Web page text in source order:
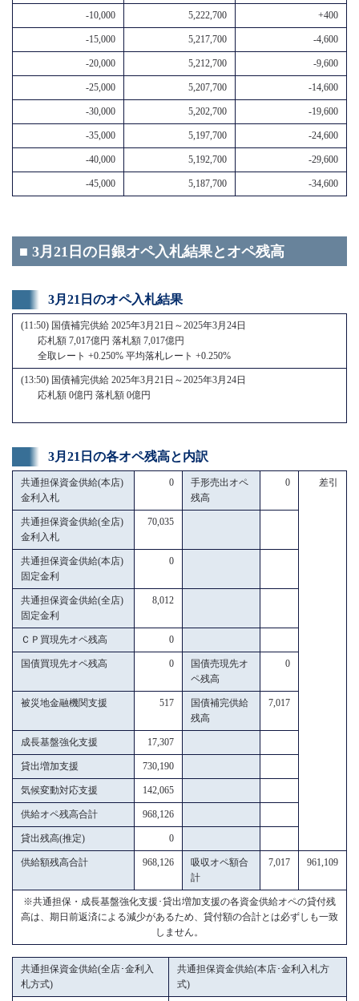
-10,000 5,222,700 +400
-15,000 5,217,700 -4,600
-20,000 5,212,700 -9,600
-25,000 5,207,700 -14,600
-30,000 5,202,700 -19,600
-35,000 5,197,700 -24,600
-40,000 5,192,700 -29,600
-45,000 5,187,700 -34,600
■ 3月21日の日銀オペ入札結果とオペ残高
3月21日のオペ入札結果
(11:50) 国債補完供給 2025年3月21日～2025年3月24日
応札額 7,017億円 落札額 7,017億円
全取レート +0.250% 平均落札レート +0.250%
(13:50) 国債補完供給 2025年3月21日～2025年3月24日
応札額 0億円 落札額 0億円
3月21日の各オペ残高と内訳
共通担保資金供給(本店)
金利入札
0
手形売出オペ
残高
0 差引
共通担保資金供給(全店)
金利入札
70,035
共通担保資金供給(本店)
固定金利
0
共通担保資金供給(全店)
固定金利
8,012
ＣＰ買現先オペ残高 0
国債買現先オペ残高 0
国債売現先オ
ペ残高
0
被災地金融機関支援 517
国債補完供給
残高
7,017
成長基盤強化支援 17,307
貸出増加支援 730,190
気候変動対応支援 142,065
供給オペ残高合計 968,126
貸出残高(推定) 0
供給額残高合計 968,126
吸収オペ額合
計
7,017 961,109
※共通担保・成長基盤強化支援･貸出増加支援の各資金供給オペの貸付残
高は、期日前返済による減少があるため、貸付額の合計とは必ずしも一致
しません。
共通担保資金供給(全店･金利入
札方式)
共通担保資金供給(本店･金利入札方
式)